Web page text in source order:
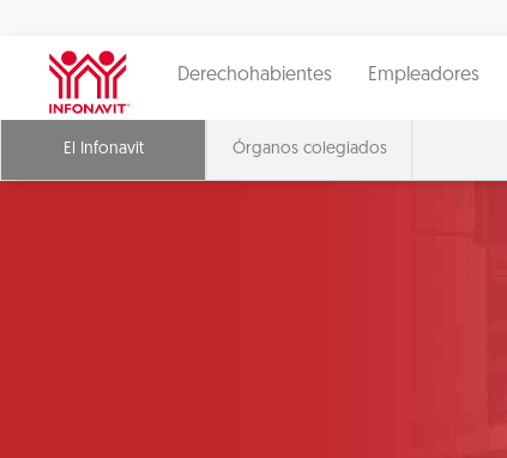
Derechohabientes Empleadores
El Infonavit Órganos colegiados